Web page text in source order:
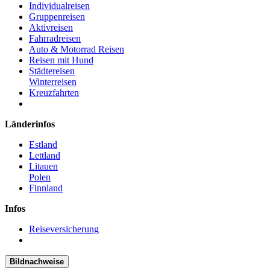
Individualreisen
Gruppenreisen
Aktivreisen
Fahrradreisen
Auto & Motorrad Reisen
Reisen mit Hund
Städtereisen
Winterreisen
Kreuzfahrten
Länderinfos
Estland
Lettland
Litauen
Polen
Finnland
Infos
Reiseversicherung
Bildnachweise